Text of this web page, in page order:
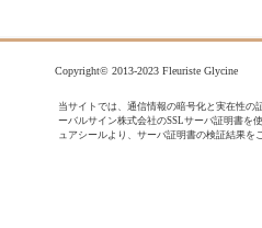
Copyright© 2013-2023 Fleuriste Glycine
当サイトでは、通信情報の暗号化と実在性の
ーバルサイン株式会社のSSLサーバ証明書を
ュアシールより、サーバ証明書の検証結果を